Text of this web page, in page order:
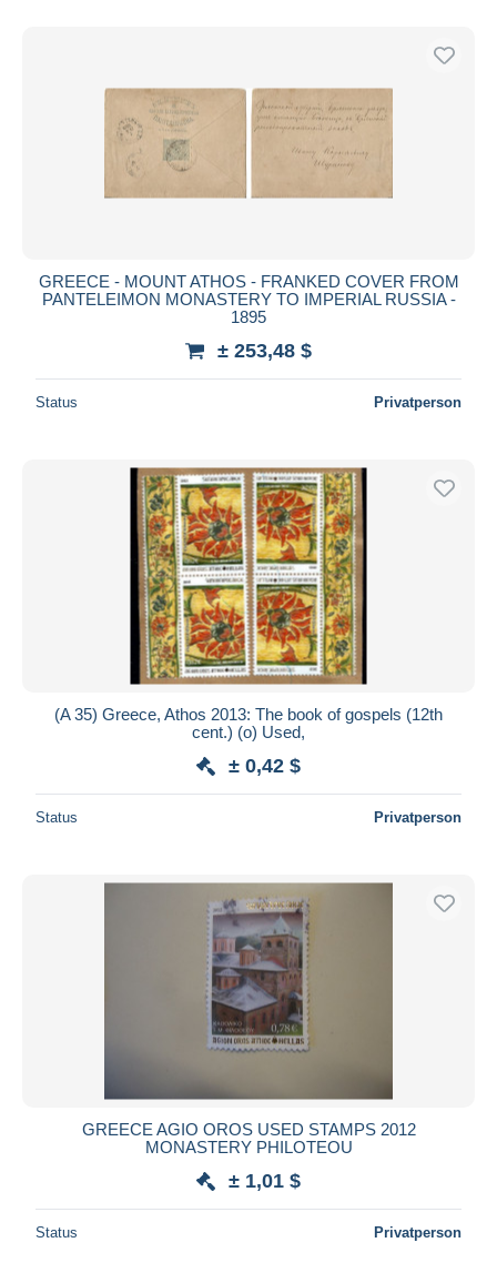
GREECE - MOUNT ATHOS - FRANKED COVER FROM
PANTELEIMON MONASTERY TO IMPERIAL RUSSIA -
1895
± 253,48 $
Status Privatperson
(A 35) Greece, Athos 2013: The book of gospels (12th
cent.) (o) Used,
± 0,42 $
Status Privatperson
GREECE AGIO OROS USED STAMPS 2012
MONASTERY PHILOTEOU
± 1,01 $
Status Privatperson